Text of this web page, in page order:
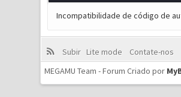
Incompatibilidade de código de
Subir Lite mode
Contate-nos
MEGAMU Team - Forum Criado por